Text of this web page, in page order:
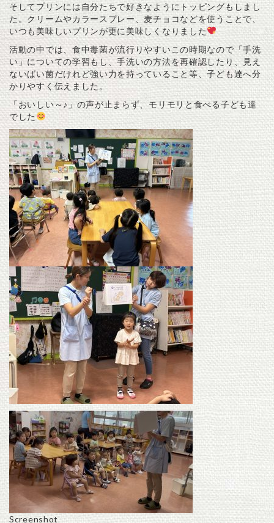
そしてプリンには自分たちで好きなようにトッピングもしまし
た。クリームやカラースプレー、麦チョコなどを使うことで、
いつも美味しいプリンが更に美味しくなりました
活動の中では、食中毒菌が流行りやすいこの時期なので「手洗
い」についての学習もし、手洗いの方法を再確認したり、見え
ないばい菌だけれど強い力を持っていること等、子ども達へ分
かりやすく伝えました。
「おいしい～♪」の声が止まらず、モリモリと食べる子ども達
でした
Screenshot